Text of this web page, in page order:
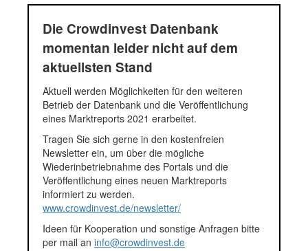
1.629 Projekte
80.148.281 Euro
Rückkaufangebot
0 Euro
6.507.100 Euro
Ausfall
300.000 Euro
0.1%
Nicht ausgew.
105.229.900 Euro
51.0%
153 Projekte
Rückkaufangebot
0 Projekte
Zurückgezahlt
85 Projekte
22 Projekte
Ausfall
2 Projekte
Nicht ausgew.
1.365 Projekte
Die Crowdinvest Datenbank
momentan leider nicht auf dem
aktuellsten Stand
Aktuell werden Möglichkeiten für den weiteren
Betrieb der Datenbank und die Veröffentlichung
eines Marktreports 2021 erarbeitet.
Tragen Sie sich gerne in den kostenfreien
Newsletter ein, um über die mögliche
Wiederinbetriebnahme des Portals und die
Veröffentlichung eines neuen Marktreports
informiert zu werden.
www.crowdinvest.de/newsletter/
Ideen für Kooperation und sonstige Anfragen bitte
per mail an info@crowdinvest.de